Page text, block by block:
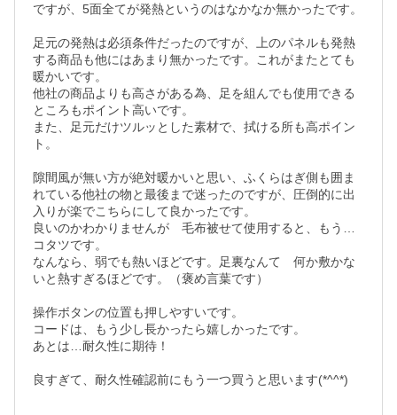
ですが、5面全てが発熱というのはなかなか無かったです。
足元の発熱は必須条件だったのですが、上のパネルも発熱
する商品も他にはあまり無かったです。これがまたとても
暖かいです。
他社の商品よりも高さがある為、足を組んでも使用できる
ところもポイント高いです。
また、足元だけツルッとした素材で、拭ける所も高ポイン
ト。
隙間風が無い方が絶対暖かいと思い、ふくらはぎ側も囲ま
れている他社の物と最後まで迷ったのですが、圧倒的に出
入りが楽でこちらにして良かったです。
良いのかわかりませんが　毛布被せて使用すると、もう…
コタツです。
なんなら、弱でも熱いほどです。足裏なんて　何か敷かな
いと熱すぎるほどです。（褒め言葉です）
操作ボタンの位置も押しやすいです。
コードは、もう少し長かったら嬉しかったです。
あとは…耐久性に期待！
良すぎて、耐久性確認前にもう一つ買うと思います(*^^*)